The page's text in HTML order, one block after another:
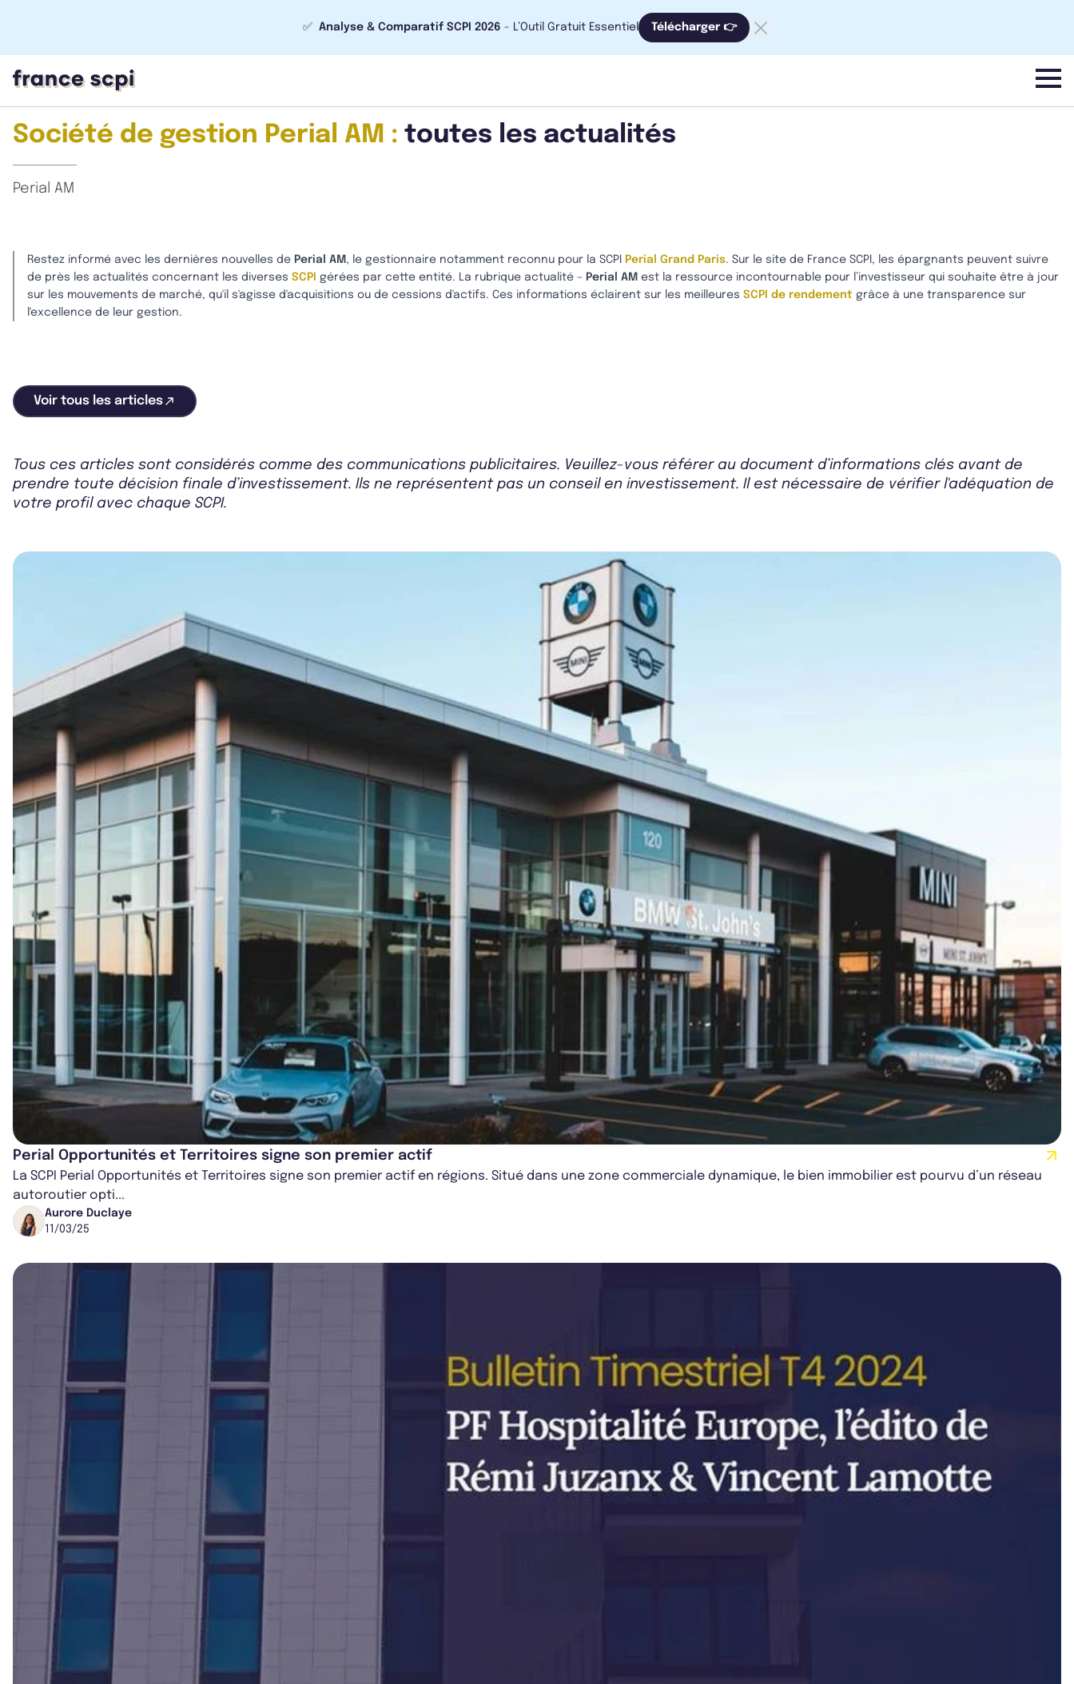
✅ Analyse & Comparatif SCPI 2026 - L’Outil Gratuit Essentiel Télécharger 👉
menu
Société de gestion Perial AM : toutes les actualités
Perial AM
Restez informé avec les dernières nouvelles de Perial AM , le gestionnaire notamment reconnu pour la SCPI Perial Grand Paris. Sur le site de France SCPI, les épargnants peuvent suivre
de près les actualités concernant les diverses SCPI gérées par cette entité. La rubrique actualité – Perial AM est la ressource incontournable pour l’investisseur qui souhaite être à jour
sur les mouvements de marché, qu'il s'agisse d'acquisitions ou de cessions d'actifs. Ces informations éclairent sur les meilleures SCPI de rendement grâce à une transparence sur
l'excellence de leur gestion.
Voir tous les articles
Tous ces articles sont considérés comme des communications publicitaires. Veuillez-vous référer au document d’informations clés avant de
prendre toute décision finale d’investissement. Ils ne représentent pas un conseil en investissement. Il est nécessaire de vérifier l'adéquation de
votre profil avec chaque SCPI.
Perial Opportunités et Territoires signe son premier actif
La SCPI Perial Opportunités et Territoires signe son premier actif en régions. Situé dans une zone commerciale dynamique, le bien immobilier est pourvu d’un réseau
autoroutier opti...
Aurore Duclaye
11/03/25